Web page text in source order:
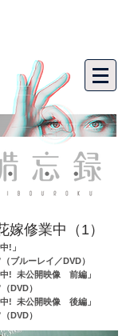
嫁修業中（1）
!」
ブルーレイ／DVD）
中! 未公開映像 前編」
DVD）
中! 未公開映像 後編」
DVD）